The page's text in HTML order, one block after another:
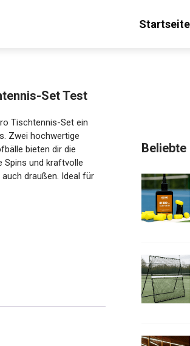
Startseite
Set Test
Tischtennis-Set ein
Zwei hochwertige
bieten dir die
und kraftvolle
draußen. Ideal für
Beliebte
Sale
im Sale bei Decathlon an!